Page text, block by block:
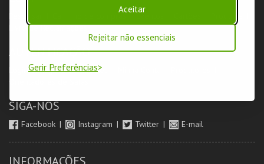
Aceitar
Rejeitar não essenciais
Gerir Preferências
Pesquisar Carrinho de compras Eventos
Livro de Reclamações
AUTENTICAÇÃO
Login & Registo de Clientes
SIGA-NOS
Facebook Instagram Twitter E-mail